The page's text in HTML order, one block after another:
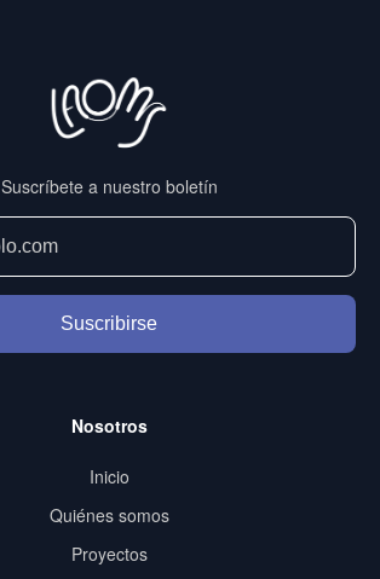
Suscríbete a nuestro boletín
Suscribirse
Nosotros
Inicio
Quiénes somos
Proyectos